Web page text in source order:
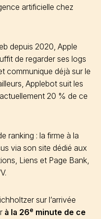
artificielle chez
depuis 2020, Apple
de regarder ses logs
communique déjà sur le
Applebot suit les
20 % de ce
ranking : la firme à la
via son site dédié aux
Liens et Page Bank,
sur l’arrivée
à la 26e minute de ce